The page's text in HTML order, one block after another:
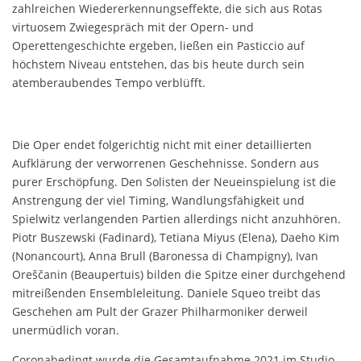
zahlreichen Wiedererkennungseffekte, die sich aus Rotas
virtuosem Zwiegespräch mit der Opern- und
Operettengeschichte ergeben, ließen ein Pasticcio auf
höchstem Niveau entstehen, das bis heute durch sein
atemberaubendes Tempo verblüfft.
Die Oper endet folgerichtig nicht mit einer detaillierten
Aufklärung der verworrenen Geschehnisse. Sondern aus
purer Erschöpfung. Den Solisten der Neueinspielung ist die
Anstrengung der viel Timing, Wandlungsfähigkeit und
Spielwitz verlangenden Partien allerdings nicht anzuhhören.
Piotr Buszewski (Fadinard), Tetiana Miyus (Elena), Daeho Kim
(Nonancourt), Anna Brull (Baronessa di Champigny), Ivan
Oreščanin (Beaupertuis) bilden die Spitze einer durchgehend
mitreißenden Ensembleleitung. Daniele Squeo treibt das
Geschehen am Pult der Grazer Philharmoniker derweil
unermüdlich voran.